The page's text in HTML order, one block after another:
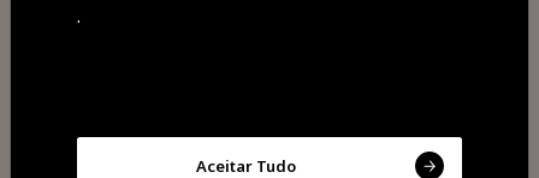
.
Aceitar Tudo